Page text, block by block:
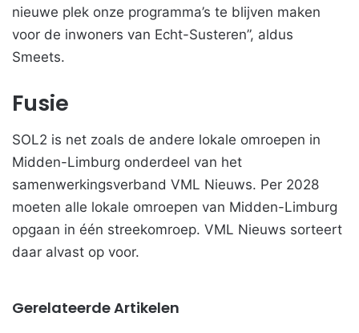
nieuwe plek onze programma’s te blijven maken
voor de inwoners van Echt-Susteren”, aldus
Smeets.
Fusie
SOL2 is net zoals de andere lokale omroepen in
Midden-Limburg onderdeel van het
samenwerkingsverband VML Nieuws. Per 2028
moeten alle lokale omroepen van Midden-Limburg
opgaan in één streekomroep. VML Nieuws sorteert
daar alvast op voor.
Gerelateerde Artikelen